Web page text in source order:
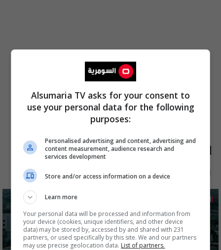
الأكثر قراءة
الآن 7 أيام شهر
Alsumaria TV asks for your consent to
use your personal data for the following
purposes:
Personalised advertising and content, advertising and
content measurement, audience research and
services development
Store and/or access information on a device
Learn more
Your personal data will be processed and information from
your device (cookies, unique identifiers, and other device
data) may be stored by, accessed by and shared with 231
partners, or used specifically by this site. We and our partners
may use precise geolocation data. List of partners.